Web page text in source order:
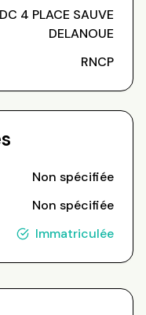
4 PLACE SAUVE
DELANOUE
RNCP
Non spécifiée
Non spécifiée
Immatriculée